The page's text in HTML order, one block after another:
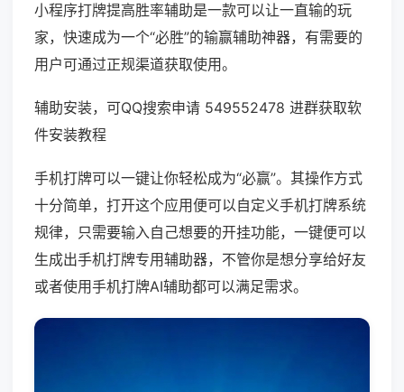
小程序打牌提高胜率辅助是一款可以让一直输的玩
家，快速成为一个“必胜”的输赢辅助神器，有需要的
用户可通过正规渠道获取使用。
辅助安装，可QQ搜索申请 549552478 进群获取软
件安装教程
手机打牌可以一键让你轻松成为“必赢”。其操作方式
十分简单，打开这个应用便可以自定义手机打牌系统
规律，只需要输入自己想要的开挂功能，一键便可以
生成出手机打牌专用辅助器，不管你是想分享给好友
或者使用手机打牌AI辅助都可以满足需求。